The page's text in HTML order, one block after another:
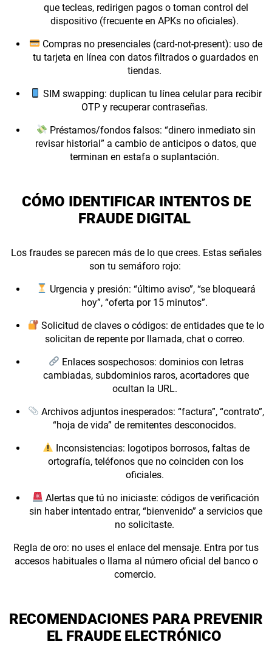
que tecleas, redirigen pagos o toman control del
dispositivo (frecuente en APKs no oficiales).
Compras no presenciales (card-not-present): uso de
tu tarjeta en línea con datos filtrados o guardados en
tiendas.
SIM swapping: duplican tu línea celular para recibir
OTP y recuperar contraseñas.
Préstamos/fondos falsos: “dinero inmediato sin
revisar historial” a cambio de anticipos o datos, que
terminan en estafa o suplantación.
CÓMO IDENTIFICAR INTENTOS DE
FRAUDE DIGITAL
Los fraudes se parecen más de lo que crees. Estas señales
son tu semáforo rojo:
Urgencia y presión: “último aviso”, “se bloqueará
hoy”, “oferta por 15 minutos”.
Solicitud de claves o códigos: de entidades que te lo
solicitan de repente por llamada, chat o correo.
Enlaces sospechosos: dominios con letras
cambiadas, subdominios raros, acortadores que
ocultan la URL.
Archivos adjuntos inesperados: “factura”, “contrato”,
“hoja de vida” de remitentes desconocidos.
Inconsistencias: logotipos borrosos, faltas de
ortografía, teléfonos que no coinciden con los
oficiales.
Alertas que tú no iniciaste: códigos de verificación
sin haber intentado entrar, “bienvenido” a servicios que
no solicitaste.
Regla de oro: no uses el enlace del mensaje. Entra por tus
accesos habituales o llama al número oficial del banco o
comercio.
RECOMENDACIONES PARA PREVENIR
EL FRAUDE ELECTRÓNICO